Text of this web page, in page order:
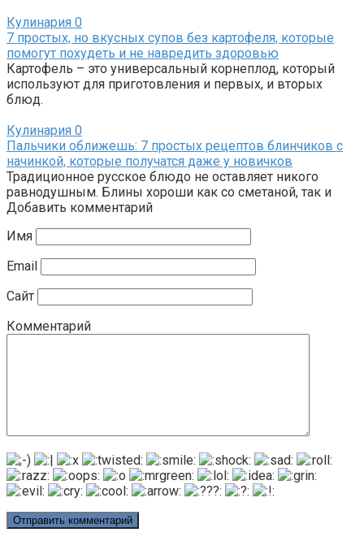
Кулинария 0
7 простых, но вкусных супов без картофеля, которые
помогут похудеть и не навредить здоровью
Картофель – это универсальный корнеплод, который
используют для приготовления и первых, и вторых
блюд.
Кулинария 0
Пальчики оближешь: 7 простых рецептов блинчиков с
начинкой, которые получатся даже у новичков
Традиционное русское блюдо не оставляет никого
равнодушным. Блины хороши как со сметаной, так и
Добавить комментарий
Имя
Email
Сайт
Комментарий